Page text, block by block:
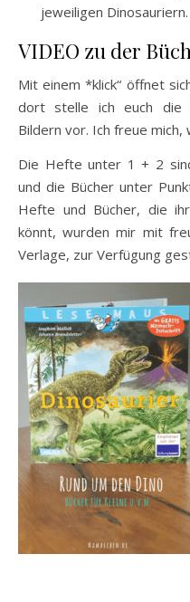
jeweiligen Dinosauriern.
VIDEO zu der
Mit einem *klick“ öffnet
dort stelle ich euch die
Bildern vor. Ich freue mich,
Die Hefte unter 1 + 2
und die Bücher unter
Hefte und Bücher, die
könnt, wurden mir mit
Verlage, zur Verfügung